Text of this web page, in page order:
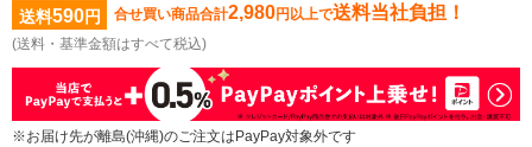
送料590円 合せ買い商品合計2,980円以上で送料当社負担！
(送料・基準金額はすべて税込)
※お届け先が離島(沖縄)のご注文はPayPay対象外です